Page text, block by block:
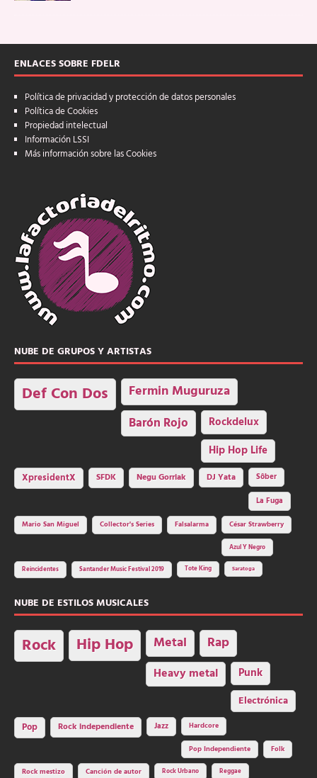
ENLACES SOBRE FDELR
Política de privacidad y protección de datos personales
Política de Cookies
Propiedad intelectual
Información LSSI
Más información sobre las Cookies
NUBE DE GRUPOS Y ARTISTAS
Def Con Dos Fermin Muguruza
Barón Rojo Rockdelux
Hip Hop Life
XpresidentX SFDK Negu Gorriak DJ Yata
Sôber
La Fuga
Mario San Miguel
Collector's Series Falsalarma César Strawberry
Azul Y Negro
Reincidentes Santander Music Festival 2019 Tote King Saratoga
NUBE DE ESTILOS MUSICALES
Rock Hip Hop Metal Rap
Heavy metal Punk
Electrónica
Pop Rock independiente Jazz Hardcore
Pop Independiente Folk
Rock mestizo Canción de autor Rock Urbano Reggae